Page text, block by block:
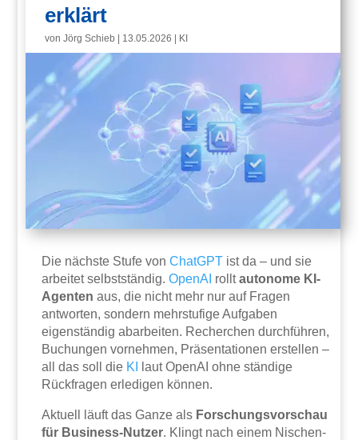
erklärt
vonJörg Schieb 13.05.2026 KI
Die nächste Stufe vonChatGPT ist da – und sie
arbeitet selbstständig.OpenAI rolltautonome KI-
Agenten aus, die nicht mehr nur auf Fragen
antworten, sondern mehrstufige Aufgaben
eigenständig abarbeiten. Recherchen durchführen,
Buchungen vornehmen, Präsentationen erstellen –
all das soll die KI
laut OpenAI ohne ständige
Rückfragen erledigen können.
Aktuell läuft das Ganze als Forschungsvorschau
für Business-Nutzer. Klingt nach einem Nischen-